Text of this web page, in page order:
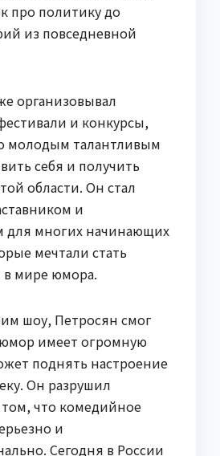
про политику до
из повседневной
организовывал
и конкурсы,
молодым талантливым
себя и получить
области. Он стал
и
для многих начинающих
мечтали стать
мире юмора.
шоу, Петросян смог
юмор имеет огромную
поднять настроение
Он разрушил
что комедийное
и
Сегодня в России